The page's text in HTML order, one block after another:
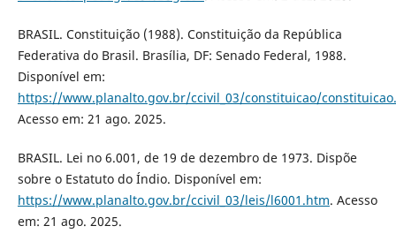
BRASIL. Constituição (1988). Constituição da República
Federativa do Brasil. Brasília, DF: Senado Federal, 1988.
Disponível em:
https://www.planalto.gov.br/ccivil_03/constituicao/
Acesso em: 21 ago. 2025.
BRASIL. Lei no 6.001, de 19 de dezembro de 1973. Dispõe
sobre o Estatuto do Índio. Disponível em:
https://www.planalto.gov.br/ccivil_03/leis/l6001.htm. Acesso
em: 21 ago. 2025.